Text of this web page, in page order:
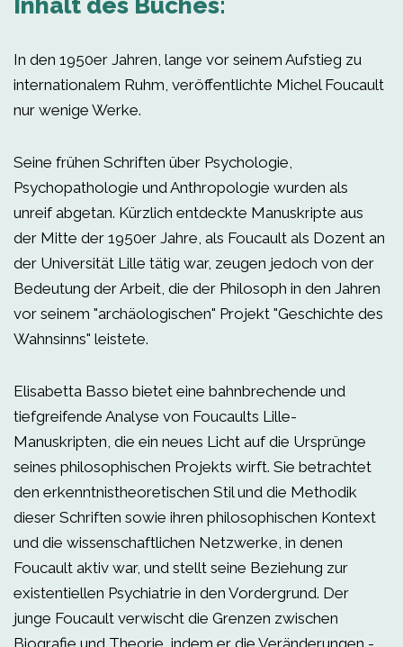
Inhalt des Buches:
In den 1950er Jahren, lange vor seinem Aufstieg zu
internationalem Ruhm, veröffentlichte Michel Foucault
nur wenige Werke.
Seine frühen Schriften über Psychologie,
Psychopathologie und Anthropologie wurden als
unreif abgetan. Kürzlich entdeckte Manuskripte aus
der Mitte der 1950er Jahre, als Foucault als Dozent an
der Universität Lille tätig war, zeugen jedoch von der
Bedeutung der Arbeit, die der Philosoph in den Jahren
vor seinem "archäologischen" Projekt "Geschichte des
Wahnsinns" leistete.
Elisabetta Basso bietet eine bahnbrechende und
tiefgreifende Analyse von Foucaults Lille-
Manuskripten, die ein neues Licht auf die Ursprünge
seines philosophischen Projekts wirft. Sie betrachtet
den erkenntnistheoretischen Stil und die Methodik
dieser Schriften sowie ihren philosophischen Kontext
und die wissenschaftlichen Netzwerke, in denen
Foucault aktiv war, und stellt seine Beziehung zur
existentiellen Psychiatrie in den Vordergrund. Der
junge Foucault verwischt die Grenzen zwischen
Biografie und Theorie, indem er die Veränderungen -